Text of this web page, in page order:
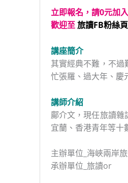
立即報名，請0元加
歡迎至旅讀FB粉絲頁
講座簡介
其實經典不難，不
忙張羅、過大年、慶
講師介紹
鄺介文，現任旅讀
宜蘭、香港青年等十
主辦單位_海峽兩岸
承辦單位_旅讀or